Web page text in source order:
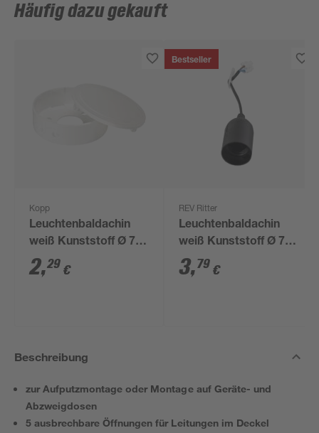
Häufig dazu gekauft
Kopp
Leuchtenbaldachin
weiß Kunststoff Ø 7,5
cm
2,29 €
Bestseller
REV Ritter
Leuchtenbaldachin
weiß Kunststoff Ø 7 x
2,4 cm
3,79 €
Beschreibung
zur Aufputzmontage oder Montage auf Geräte- und
Abzweigdosen
5 ausbrechbare Öffnungen für Leitungen im Deckel